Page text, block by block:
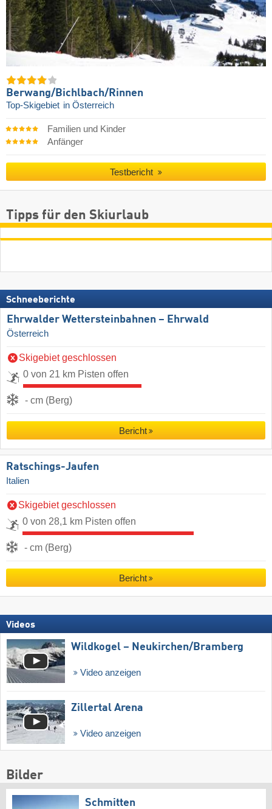
Berwang/​Bichlbach/​Rinnen
Top-Skigebiet in Österreich
Familien und Kinder
Anfänger
Testbericht
Tipps für den Skiurlaub
Schneeberichte
Ehrwalder Wettersteinbahnen – Ehrwald
Österreich
Skigebiet geschlossen
0 von 21 km Pisten offen
- cm (Berg)
Bericht
Ratschings-Jaufen
Italien
Skigebiet geschlossen
0 von 28,1 km Pisten offen
- cm (Berg)
Bericht
Videos
Wildkogel – Neukirchen/​Bramberg
Video anzeigen
Zillertal Arena
Video anzeigen
Bilder
Schmitten